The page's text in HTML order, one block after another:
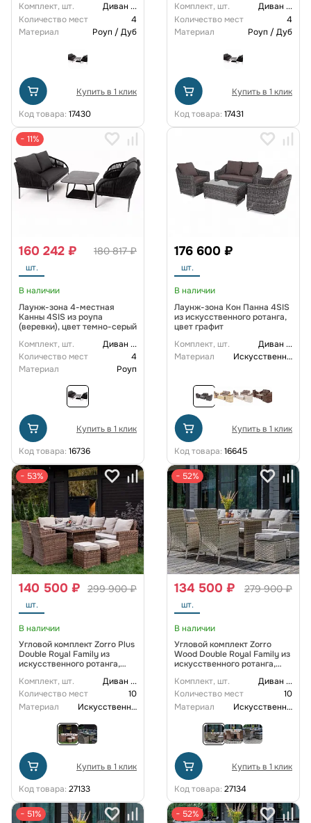
Комплект, шт. Диван ...
Количество мест
4
Материал
Роуп / Дуб
Купить в 1 клик
Код товара: 17430
Комплект, шт. Диван ...
Количество мест
4
Материал
Роуп / Дуб
Купить в 1 клик
Код товара: 17431
− 11%
180 817 ₽
160 242 ₽
шт.
В наличии
Лаунж-зона 4-местная
Канны 4SIS из роупа
(веревки), цвет темно-серый
Комплект, шт.
Диван ...
Количество мест
4
Материал
Роуп
Купить в 1 клик
Код товара: 16736
176 600 ₽
шт.
В наличии
Лаунж-зона Кон Панна 4SIS
из искусственного ротанга,
цвет графит
Комплект, шт.
Диван ...
Материал
Искусственный ротанг
Купить в 1 клик
Код товара: 16645
− 53%
299 900 ₽
140 500 ₽
шт.
В наличии
Угловой комплект Zorro Plus
Double Royal Family из
искусственного ротанга,
Комплект, шт. Диван ...
Количество мест
10
Материал
Искусственный ротанг
Купить в 1 клик
Код товара: 27133
− 52%
279 900 ₽
134 500 ₽
шт.
В наличии
Угловой комплект Zorro
Wood Double Royal Family из
искусственного ротанга,
Комплект, шт. Диван ...
Количество мест
10
Материал
Искусственный ротанг
Купить в 1 клик
Код товара: 27134
− 51% − 52%